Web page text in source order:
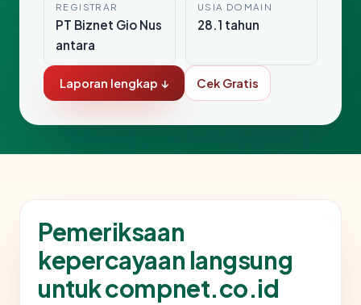
REGISTRAR
PT Biznet Gio Nus
antara
USIA DOMAIN
28.1 tahun
Laporan lengkap ↓ Cek Gratis
Pemeriksaan
kepercayaan langsung
untuk compnet.co.id